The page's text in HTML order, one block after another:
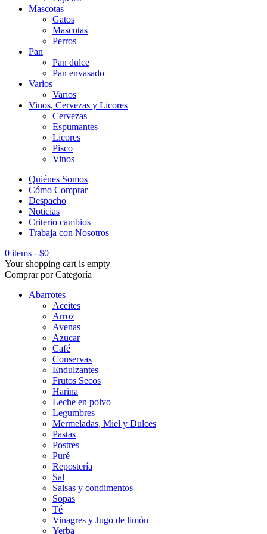
Mascotas
Gatos
Mascotas
Perros
Pan
Pan dulce
Pan envasado
Varios
Varios
Vinos, Cervezas y Licores
Cervezas
Espumantes
Licores
Pisco
Vinos
Quiénes Somos
Cómo Comprar
Despacho
Noticias
Criterio cambios
Trabaja con Nosotros
0 items - $0
Your shopping cart is empty
Comprar por Categoría
Abarrotes
Aceites
Arroz
Avenas
Azucar
Café
Conservas
Endulzantes
Frutos Secos
Harina
Leche en polvo
Legumbres
Mermeladas, Miel y Dulces
Pastas
Postres
Puré
Repostería
Sal
Salsas y condimentos
Sopas
Té
Vinagres y Jugo de limón
Yerba